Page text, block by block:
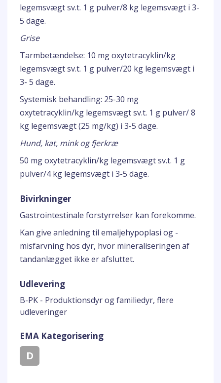
legemsvægt sv.t. 1 g pulver/8 kg legemsvægt i 3-
5 dage.
Grise
Tarmbetændelse: 10 mg oxytetracyklin/kg
legemsvægt sv.t. 1 g pulver/20 kg legemsvægt i
3- 5 dage.
Systemisk behandling: 25-30 mg
oxytetracyklin/kg legemsvægt sv.t. 1 g pulver/ 8
kg legemsvægt (25 mg/kg) i 3-5 dage.
Hund, kat, mink og fjerkræ
50 mg oxytetracyklin/kg legemsvægt sv.t. 1 g
pulver/4 kg legemsvægt i 3-5 dage.
Bivirkninger
Gastrointestinale forstyrrelser kan forekomme.
Kan give anledning til emaljehypoplasi og -
misfarvning hos dyr, hvor mineraliseringen af
tandanlægget ikke er afsluttet.
Udlevering
B-PK - Produktionsdyr og familiedyr, flere
udleveringer
EMA Kategorisering
D